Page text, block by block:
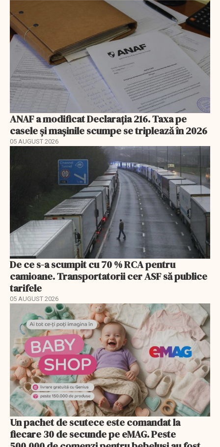
ANAF a modificat Declarația 216. Taxa pe
casele și mașinile scumpe se triplează în 2026
05 AUGUST 2026
De ce s-a scumpit cu 70 % RCA pentru
camioane. Transportatorii cer ASF să publice
tarifele
05 AUGUST 2026
Un pachet de scutece este comandat la
fiecare 30 de secunde pe eMAG. Peste